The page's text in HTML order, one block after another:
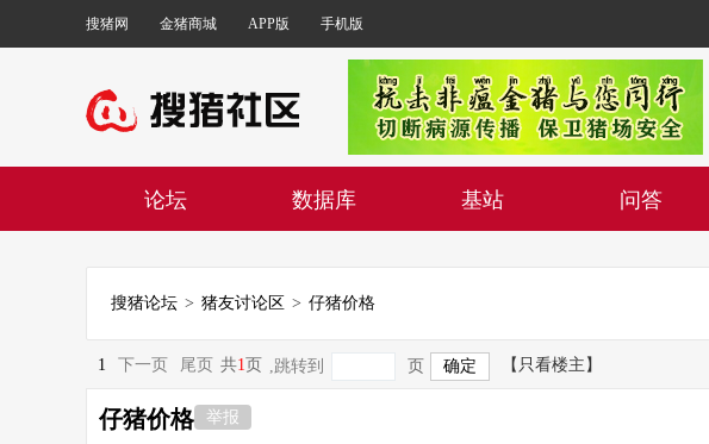
搜猪网 金猪商城 APP版 手机版
论坛 数据库 基站 问答
搜猪论坛 > 猪友讨论区 > 仔猪价格
1 下一页 尾页 共1 页 ,跳转到 页 【只看楼主】
仔猪价格 举报